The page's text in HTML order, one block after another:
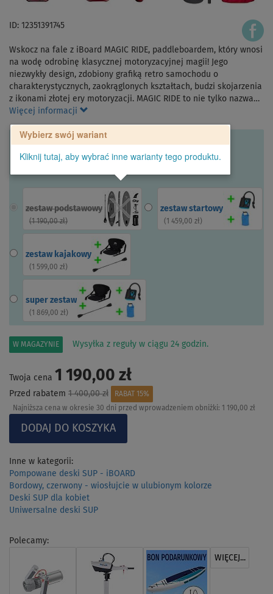
ID: 12351391745
Wskocz na fale z iBoard MAGIC RIDE, paddleboardem, który wnosi
na wodę odrobinę klasycznej motoryzacyjnej magii! Jego
niezwykły design, zdobiony grafiką retro samochodu o
charakterystycznych, zaokrąglonych kształtach, budzi skojarzenia
z ikonami złotej ery motoryzacji. MAGIC RIDE to nie tylko nazwa…
Więcej informacji
Wybierz swój wariant
Kliknij tutaj, aby wybrać inne warianty tego produktu.
zestaw podstawowy
(1 190,00 zł)
zestaw startowy
( 1 459,00 zł)
zestaw kajakowy
( 1 599,00 zł)
super zestaw
( 1 869,00 zł)
W MAGAZYNIE Wysyłka z reguły w ciągu 24 godzin.
Twoja cena 1 190,00 zł
Przed rabatem 1 400,00 zł
RABAT 15%
Najniższa cena w okresie 30 dni przed wprowadzeniem obniżki: 1 190,00 zł
Inne w kategorii:
Pompowane deski SUP - iBOARD
Bordowy, czerwony - wiosłujcie w ulubionym kolorze
Deski SUP dla kobiet
Uniwersalne deski SUP
Polecamy:
WIĘCEJ...